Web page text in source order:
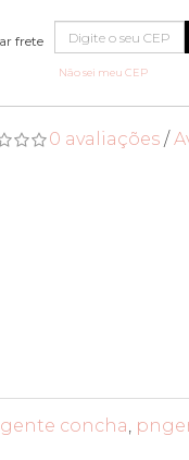
Não sei meu CEP
0 avaliações /
concha,